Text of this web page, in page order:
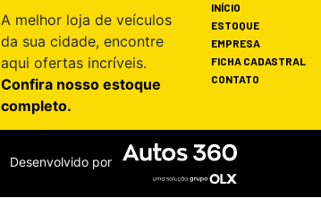
A melhor loja de veículos
da sua cidade, encontre
aqui ofertas incríveis.
Confira nosso estoque
completo.
INÍCIO
ESTOQUE
EMPRESA
FICHA CADASTRAL
CONTATO
Desenvolvido por